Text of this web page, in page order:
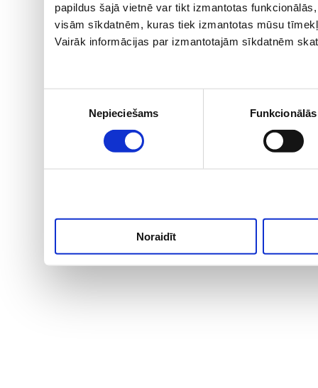
papildus šajā vietnē var tikt izmantotas
visām sīkdatnēm, kuras tiek izmantotas mūsu
Vairāk informācijas par izmantotajām sīkdatnēm
Nepieciešams Funkcionālās
Noraidīt